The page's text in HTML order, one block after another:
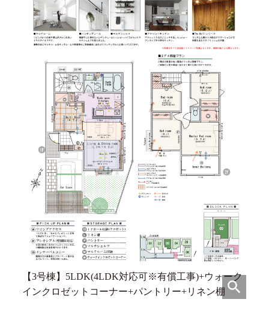
【3号棟】5LDK(4LDK対応可※有償工事)+ウォーク
インクロゼットコーナー+パントリー+リネン棚